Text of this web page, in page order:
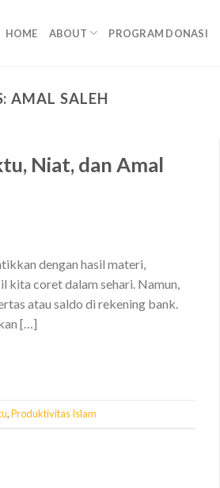
HOME ABOUT PROGRAM DONASI
AMAL SALEH
Niat, dan Amal
dengan hasil materi,
kita coret dalam sehari. Namun,
atau saldo di rekening bank.
[…]
,Produktivitas Islam